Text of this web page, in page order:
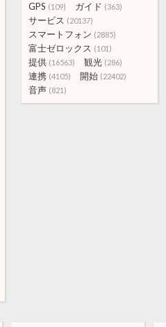
GPS (109) ガイド (363)
サービス (20137)
スマートフォン (2885)
富士ゼロックス (101)
提供 (16563) 観光 (286)
連携 (4105) 開始 (22402)
音声 (821)